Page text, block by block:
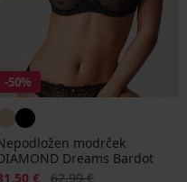
-50%
modrček
Dreams Bardot
€ Prvotna cena
62,99 €